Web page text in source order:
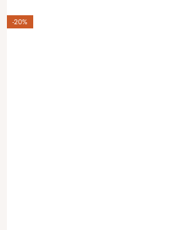
-20%